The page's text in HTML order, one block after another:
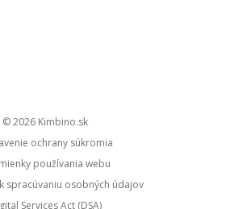
© 2026
kimbino.sk
ochrany súkromia
používania webu
spracúvaniu osobných údajov
Services Act (DSA)